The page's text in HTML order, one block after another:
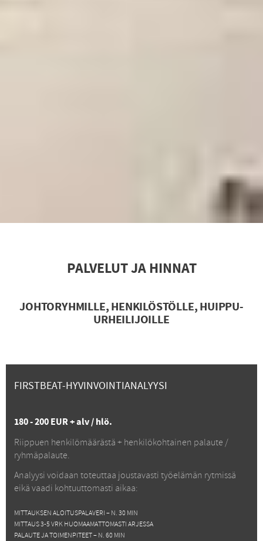
PALVELUT JA HINNAT
JOHTORYHMILLE, HENKILÖSTÖLLE, HUIPPU-
URHEILIJOILLE
FIRSTBEAT-HYVINVOINTIANALYYSI
180-200EUR + alv / hlö.
Riippuen henkilömäärästä + henkilökohtainen palaute /
ryhmäpalaute.
Analyysi voidaan toteuttaa joustavasti työelämän rytmissä
eikä vaadi kohtuuttomasti aikaa:
MITTAUKSEN ALOITUSPALAVERI – N. 30 MIN
MITTAUS 3-5 VRK HUOMAAMATTOMASTI ARJESSA
PALAUTE JA TOIMENPITEET – N. 60 MIN